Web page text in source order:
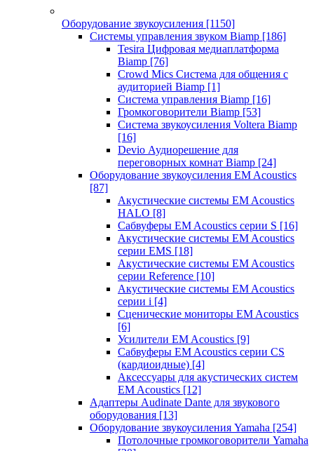
Оборудование звукоусиления [1150]
Системы управления звуком Biamp [186]
Tesira Цифровая медиаплатформа
Biamp [76]
Crowd Mics Система для общения с
аудиторией Biamp [1]
Система управления Biamp [16]
Громкоговорители Biamp [53]
Система звукоусиления Voltera Biamp
[16]
Devio Аудиорешение для
переговорных комнат Biamp [24]
Оборудование звукоусиления EM Acoustics
[87]
Акустические системы EM Acoustics
HALO [8]
Сабвуферы EM Acoustics серии S [16]
Акустические системы EM Acoustics
серии EMS [18]
Акустические системы EM Acoustics
серии Reference [10]
Акустические системы EM Acoustics
серии i [4]
Сценические мониторы EM Acoustics
[6]
Усилители EM Acoustics [9]
Сабвуферы EM Acoustics серии CS
(кардиоидные) [4]
Аксессуары для акустических систем
EM Acoustics [12]
Адаптеры Audinate Dante для звукового
оборудования [13]
Оборудование звукоусиления Yamaha [254]
Потолочные громкоговорители Yamaha